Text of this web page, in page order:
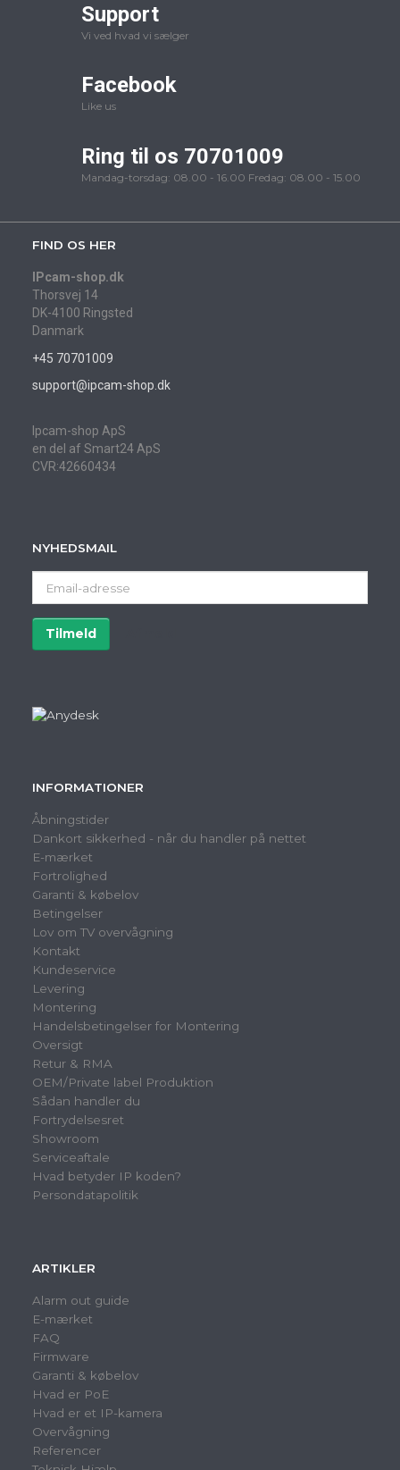
Support
Vi ved hvad vi sælger
Facebook
Like us
Ring til os 70701009
Mandag-torsdag: 08.00 - 16.00 Fredag: 08.00 - 15.00
FIND OS HER
IPcam-shop.dk
Thorsvej 14
DK-4100 Ringsted
Danmark
+45 70701009
support@ipcam-shop.dk
Ipcam-shop ApS
en del af Smart24 ApS
CVR:42660434
NYHEDSMAIL
adresse
Tilmeld
INFORMATIONER
Åbningstider
Dankort sikkerhed - når du handler på nettet
E-mærket
Fortrolighed
Garanti & købelov
Betingelser
Lov om TV overvågning
Kontakt
Kundeservice
Levering
Montering
Handelsbetingelser for Montering
Oversigt
Retur & RMA
OEM/Private label Produktion
Sådan handler du
Fortrydelsesret
Showroom
Serviceaftale
Hvad betyder IP koden?
Persondatapolitik
ARTIKLER
Alarm out guide
E-mærket
FAQ
Firmware
Garanti & købelov
Hvad er PoE
Hvad er et IP-kamera
Overvågning
Referencer